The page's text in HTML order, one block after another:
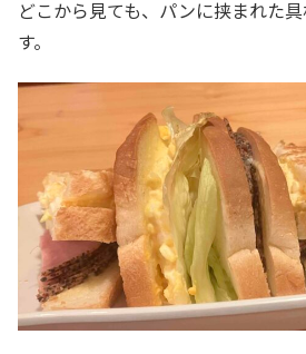
どこから見ても、パンに挟まれた
す。